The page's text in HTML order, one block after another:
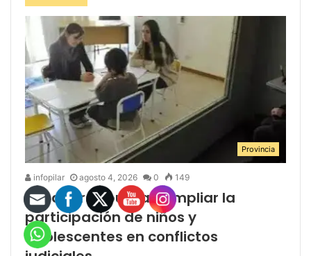
Provincia
infopilar agosto 4, 2026 0 149
Senadores buscan ampliar la
participación de niños y
adolescentes en conflictos